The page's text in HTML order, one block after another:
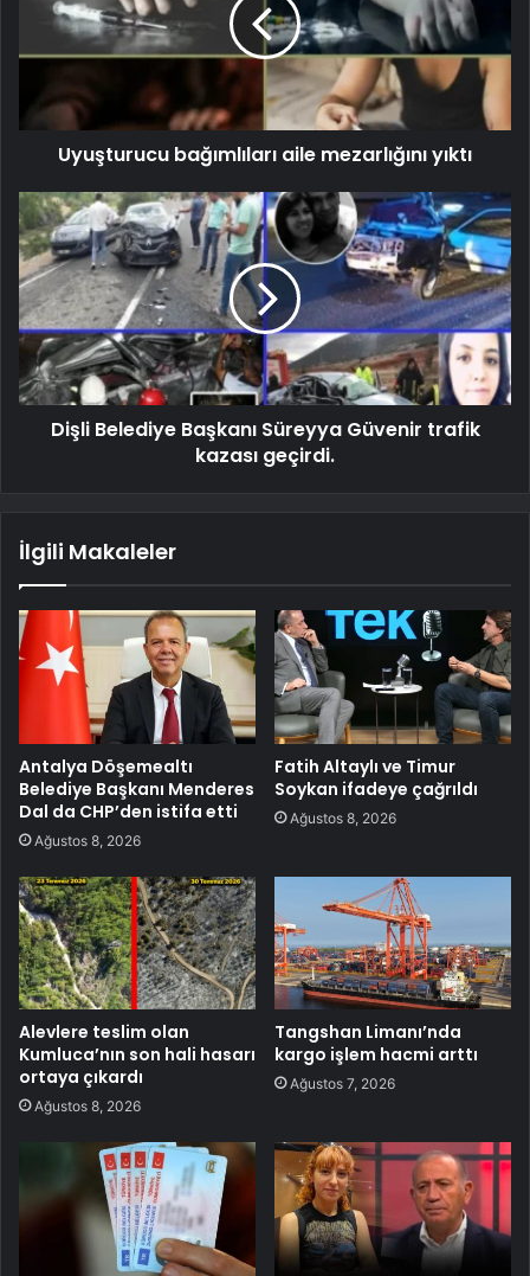
Uyuşturucu bağımlıları aile mezarlığını yıktı
Dişli Belediye Başkanı Süreyya Güvenir trafik
kazası geçirdi.
İlgili Makaleler
Antalya Döşemealtı
Belediye Başkanı Menderes
Dal da CHP’den istifa etti
Ağustos 8, 2026
Fatih Altaylı ve Timur
Soykan ifadeye çağrıldı
Ağustos 8, 2026
Alevlere teslim olan
Kumluca’nın son hali hasarı
ortaya çıkardı
Ağustos 8, 2026
Tangshan Limanı’nda
kargo işlem hacmi arttı
Ağustos 7, 2026